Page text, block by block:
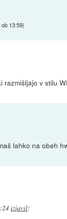
13:59)
razmišljajo v stilu
lahko na obeh
izjavil: